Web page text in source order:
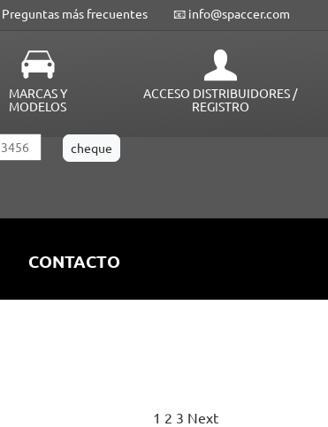
Preguntas más frecuentes 📧 info@spaccer.com
MARCAS Y
MODELOS
ACCESO DISTRIBUIDORES /
REGISTRO
CONTACTO
1 2 3 Next